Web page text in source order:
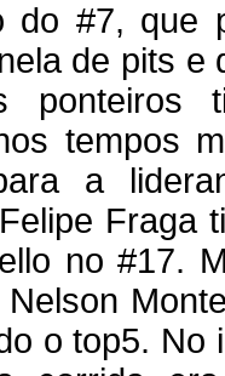
do #7, que
de pits e
ponteiros
tempos
a
Fraga
no #17.
o top5. No